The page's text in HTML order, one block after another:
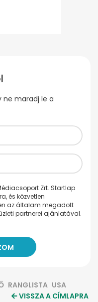
ne maradj le a
Zrt. Startlap
és közvetlen
az általam megadott
partnerei ajánlatával.
RANGLISTA USA
VISSZA A CÍMLAPRA